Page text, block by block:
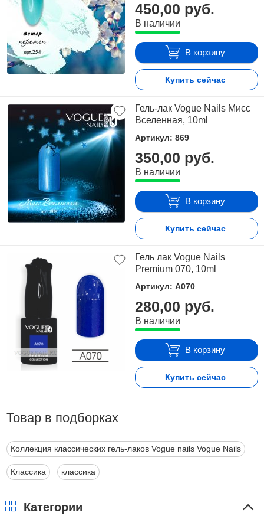
450,00 руб.
В наличии
В корзину
Купить сейчас
Гель-лак Vogue Nails Мисс
Вселенная, 10ml
Артикул: 869
350,00 руб.
В наличии
В корзину
Купить сейчас
Гель лак Vogue Nails
Premium 070, 10ml
Артикул: A070
280,00 руб.
В наличии
В корзину
Купить сейчас
Товар в подборках
Коллекция классических гель-лаков Vogue nails Vogue Nails
Классика классика
Категории